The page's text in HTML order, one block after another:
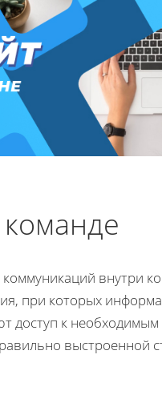
внутри
при которых
доступ к
выстроенной